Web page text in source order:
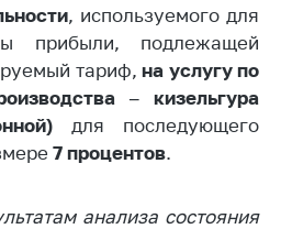
, используемого для
прибыли, подлежащей
тариф, на услугу по
– кизельгура
для последующего
7 процентов.
анализа состояния